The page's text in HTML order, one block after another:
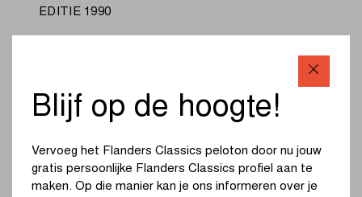
EDITIE 1990
1.
Gerrit Solleveld
2.
Sean Yates
Blijf op de hoogte!
Vervoeg het Flanders Classics peloton door nu jouw
gratis persoonlijke Flanders Classics profiel aan te
maken. Op die manier kan je ons informeren over je